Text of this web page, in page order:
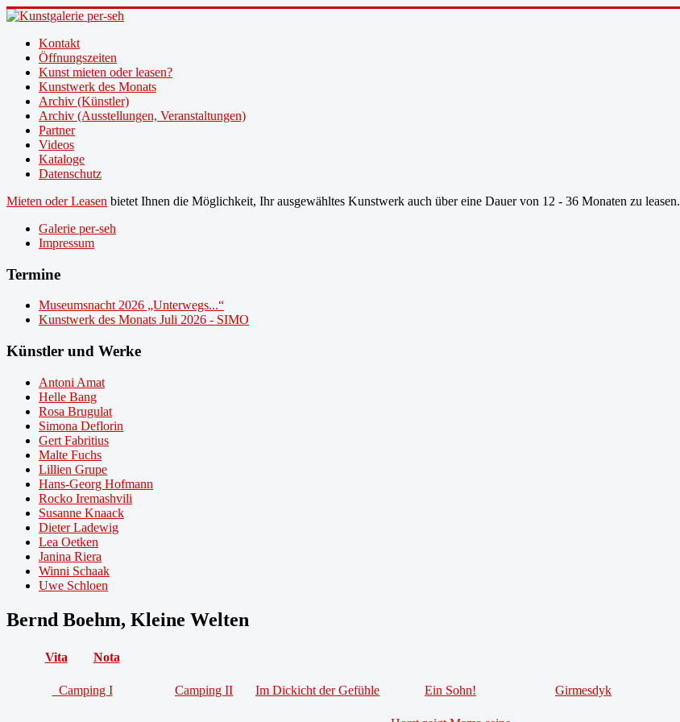
Kontakt
Öffnungszeiten
Kunst mieten oder leasen?
Kunstwerk des Monats
Archiv (Künstler)
Archiv (Ausstellungen, Veranstaltungen)
Partner
Videos
Kataloge
Datenschutz
Mieten oder Leasen bietet Ihnen die Möglichkeit, Ihr ausgewähltes Kunstwerk auch über eine Dauer von 12 - 36 Monaten zu leasen.
Galerie per-seh
Impressum
Termine
Museumsnacht 2026 „Unterwegs...“
Kunstwerk des Monats Juli 2026 - SIMO
Künstler und Werke
Antoni Amat
Helle Bang
Rosa Brugulat
Simona Deflorin
Gert Fabritius
Malte Fuchs
Lillien Grupe
Hans-Georg Hofmann
Rocko Iremashvili
Susanne Knaack
Dieter Ladewig
Lea Oetken
Janina Riera
Winni Schaak
Uwe Schloen
Bernd Boehm, Kleine Welten
Vita Nota
Camping I Camping II Im Dickicht der Gefühle Ein Sohn! Girmesdyk